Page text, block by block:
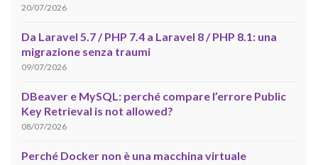
20/07/2026
Da Laravel 5.7 / PHP 7.4 a Laravel 8 / PHP 8.1: una
migrazione senza traumi
09/07/2026
DBeaver e MySQL: perché compare l’errore Public
Key Retrieval is not allowed?
08/07/2026
Perché Docker non è una macchina virtuale